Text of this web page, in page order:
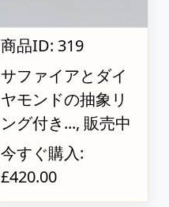
商品ID: 319
サファイアとダイ
ヤモンドの抽象リ
ング付き..., 販売中
今すぐ購入:
£420.00